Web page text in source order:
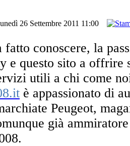
26 Settembre 2011 11:00
fatto conoscere, la
e questo sito a offrire
utili a chi come
è appassionato di
Peugeot,
già